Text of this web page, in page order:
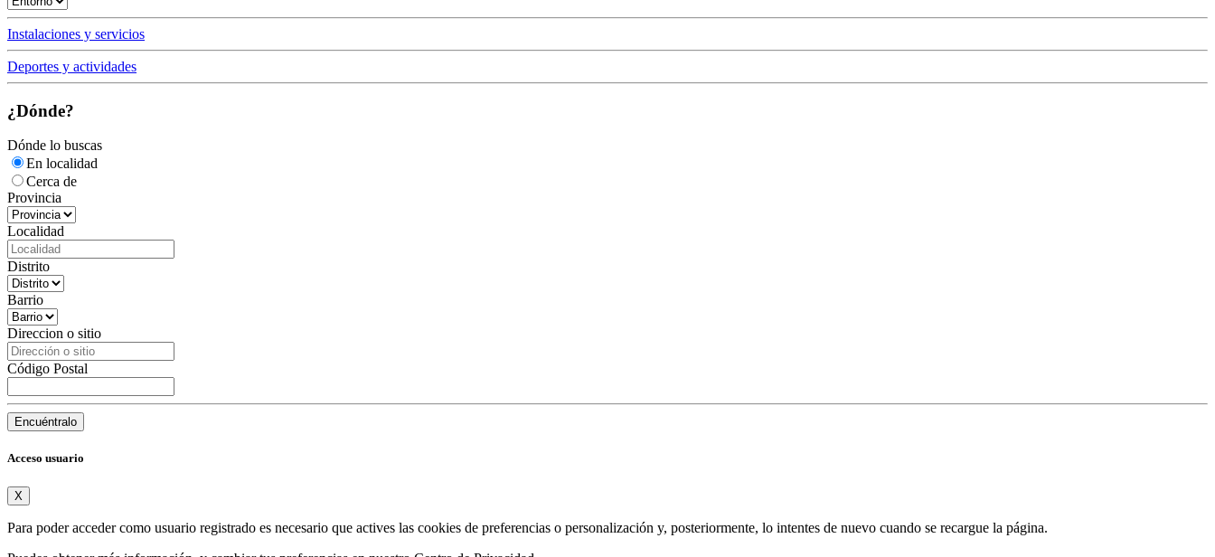
Instalaciones y servicios
Deportes y actividades
¿Dónde?
Dónde lo buscas
En localidad
Cerca de
Provincia
Localidad
Distrito
Barrio
Direccion o sitio
Código Postal
Encuéntralo
Acceso usuario
X
Para poder acceder como usuario registrado es necesario que actives las cookies de preferencias o personalización y, posteriormente, lo intentes de nuevo cuando se recargue la página.